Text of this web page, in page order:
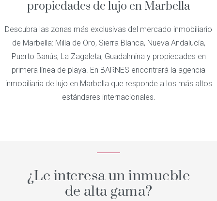
propiedades de lujo en Marbella
Descubra las zonas más exclusivas del mercado inmobiliario
de Marbella: Milla de Oro, Sierra Blanca, Nueva Andalucía,
Puerto Banús, La Zagaleta, Guadalmina y propiedades en
primera línea de playa. En BARNES encontrará la agencia
inmobiliaria de lujo en Marbella que responde a los más altos
estándares internacionales.
¿Le interesa un inmueble
de alta gama?